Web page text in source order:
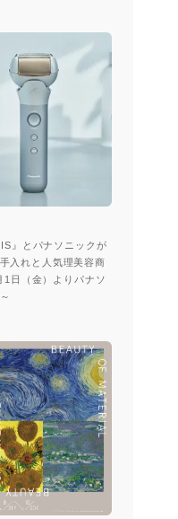
』とパナソニックが
入れと人気理美容商
日（金）よりパナソ